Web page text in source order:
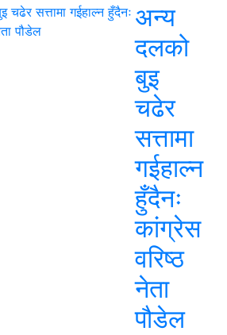
अन्य
दलको
बुइ
चढेर
सत्तामा
गईहाल्न
हुँदैनः
कांग्रेस
वरिष्ठ
नेता
पौडेल